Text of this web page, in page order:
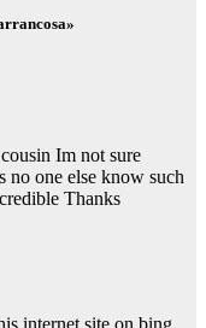
Im not sure
no one else know such
Thanks
internet site on bing,